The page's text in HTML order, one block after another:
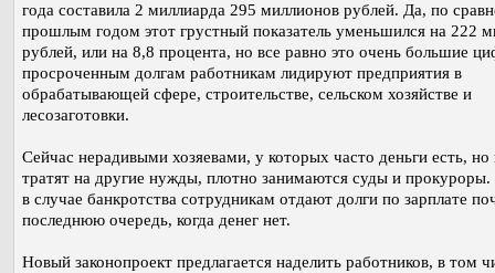
года составила 2 миллиарда 295 миллионов рублей. Да, по
прошлым годом этот грустный показатель уменьшился на 222
рублей, или на 8,8 процента, но все равно это очень большие
просроченным долгам работникам лидируют предприятия в
обрабатывающей сфере, строительстве, сельском хозяйстве и
лесозаготовки.
Сейчас нерадивыми хозяевами, у которых часто деньги есть, но
тратят на другие нужды, плотно занимаются суды и
в случае банкротства сотрудникам отдают долги по зарплате
последнюю очередь, когда денег нет.
Новый законопроект предлагается наделить работников, в том